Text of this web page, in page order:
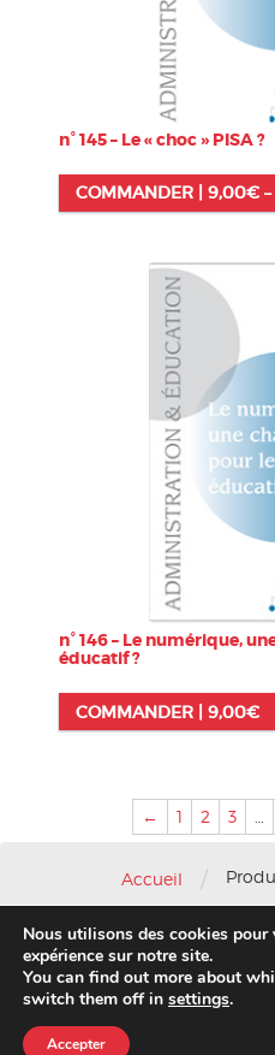
n° 145 – Le « choc » PISA ?
COMMANDER | 9,00€–
n° 146 – Le numérique,
éducatif ?
COMMANDER | 9,00€
← 1 2 3
Accueil /
Nous contacter-
© 2016
Nous utilisons des cookies
expérience sur notre site.
You can find out more about
switch them off in settings.
Accepter